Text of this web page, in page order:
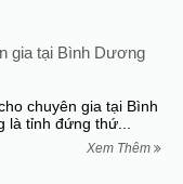
gia tại Bình Dương
chuyên gia tại Bình
tỉnh đứng thứ...
Xem Thêm